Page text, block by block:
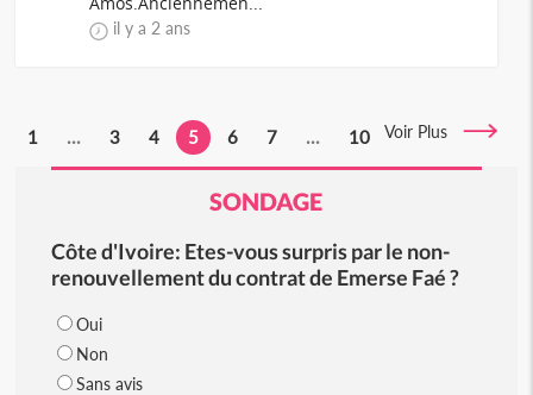
il y a 2 ans
1 ... 3 4 5 6 7 ... 10 Voir Plus
SONDAGE
Côte d'Ivoire: Etes-vous surpris par le non-
renouvellement du contrat de Emerse Faé ?
Oui
Non
Sans avis